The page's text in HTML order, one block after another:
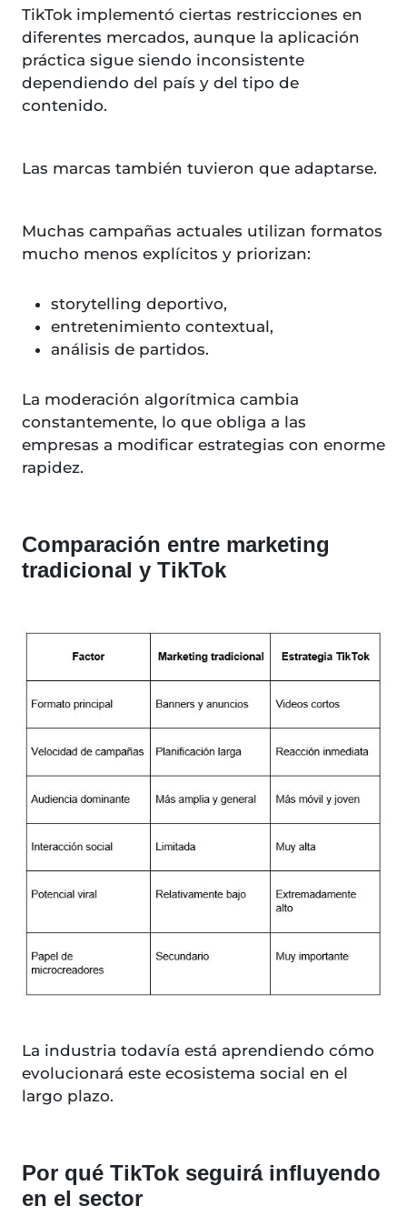
TikTok implementó ciertas restricciones en
diferentes mercados, aunque la aplicación
práctica sigue siendo inconsistente
dependiendo del país y del tipo de
contenido.
Las marcas también tuvieron que adaptarse.
Muchas campañas actuales utilizan formatos
mucho menos explícitos y priorizan:
storytelling deportivo,
entretenimiento contextual,
análisis de partidos.
La moderación algorítmica cambia
constantemente, lo que obliga a las
empresas a modificar estrategias con enorme
rapidez.
Comparación entre marketing
tradicional y TikTok
La industria todavía está aprendiendo cómo
evolucionará este ecosistema social en el
largo plazo.
Por qué TikTok seguirá influyendo
en el sector